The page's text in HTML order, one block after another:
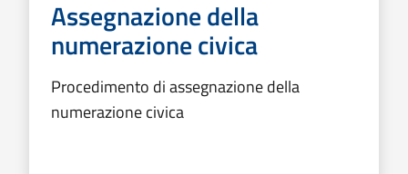
Assegnazione della
numerazione civica
Procedimento di assegnazione della
numerazione civica